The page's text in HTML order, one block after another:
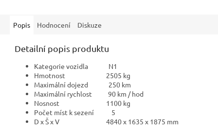
Popis Hodnocení Diskuze
Detailní popis produktu
Kategorie vozidla N1
Hmotnost 2505 kg
Maximální dojezd 250 km
Maximální rychlost 90 km / hod
Nosnost 1100 kg
Počet míst k sezení 5
D x Š x V 4840 x 1635 x 1875 mm